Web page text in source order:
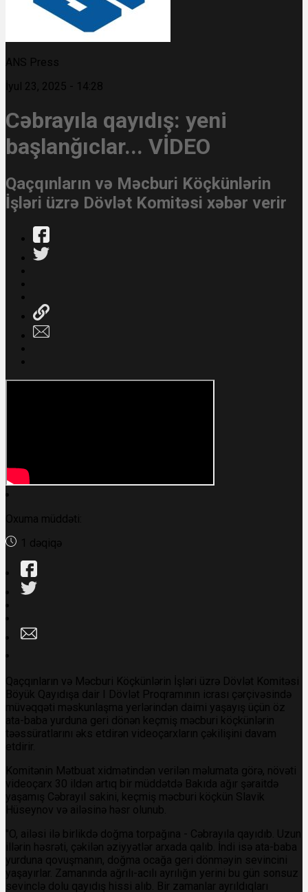
ANS Press
İyul 23, 2025 - 14:28
Cəbrayıla qayıdış: yeni
başlanğıclar... VİDEO
Qaçqınların və Məcburi Köçkünlərin
İşləri üzrə Dövlət Komitəsi xəbər verir
Oxuma müddəti:
1 dəqiqə
Qaçqınların və Məcburi Köçkünlərin İşləri üzrə Dövlət Komitəsi
Böyük Qayıdışa dair I Dövlət Proqramının icrası çərçivəsində
müvəqqəti məskunlaşma yerlərindən daimi yaşayış üçün öz
ata-baba yurduna geri dönən keçmiş məcburi köçkünlərin
təəssüratlarını əks etdirən videoçarxların çəkilişini davam
etdirir.
Komitənin Mətbuat xidmətindən verilən məlumata görə, növəti
videoçarx 30 ildən artıq bir müddətdə Bakıda ağır şəraitdə
yaşamış Cəbrayıl sakini, keçmiş məcburi köçkün Slavik
Hüseynov və ailəsinə həsr olunub.
"O, ailəsi ilə birlikdə doğma torpağına - Cəbrayıla qayıdıb. Uzun
illərin həsrəti, çəkilən əziyyətlər arxada qalıb. İndi isə ata-baba
yurduna qovuşmanın, doğma ocağa geri dönməyin sevincini
yaşayırlar. Zamanında ağrılı-acılı ayrılığın yerini bu gün sonsuz
sevinclə dolu qayıdış hissi alıb. Bir zamanlar ayrıldıqları